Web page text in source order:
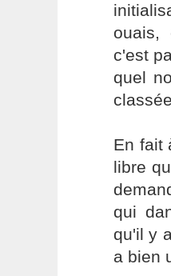
ouais,
c'est
quel
En fait
libre
qui
qu'il y
a bien